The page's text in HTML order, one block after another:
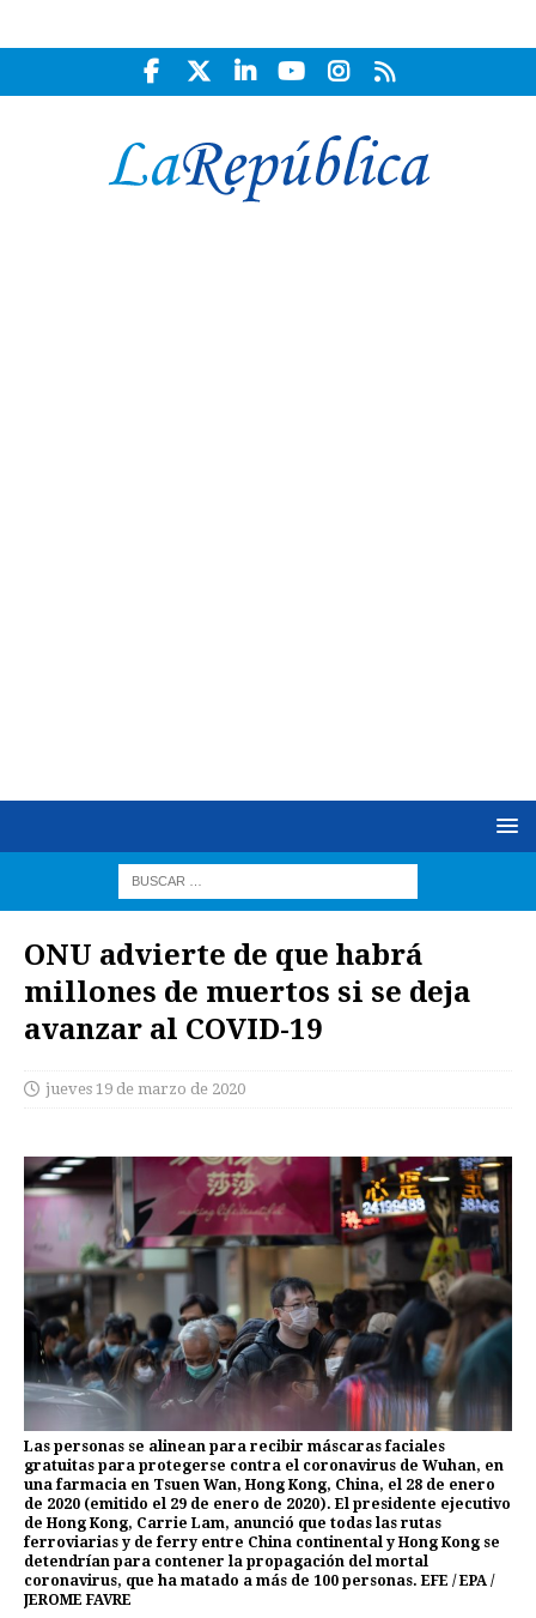
ONU advierte de que habrá
millones de muertos si se deja
avanzar al COVID-19
jueves 19 de marzo de 2020
Las personas se alinean para recibir máscaras faciales
gratuitas para protegerse contra el coronavirus de Wuhan, en
una farmacia en Tsuen Wan, Hong Kong, China, el 28 de enero
de 2020 (emitido el 29 de enero de 2020). El presidente ejecutivo
de Hong Kong, Carrie Lam, anunció que todas las rutas
ferroviarias y de ferry entre China continental y Hong Kong se
detendrían para contener la propagación del mortal
coronavirus, que ha matado a más de 100 personas. EFE / EPA /
JEROME FAVRE